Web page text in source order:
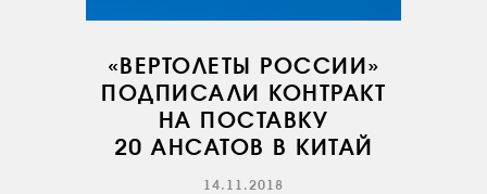
«ВЕРТОЛЕТЫ РОССИИ»
ПОДПИСАЛИ КОНТРАКТ
НА ПОСТАВКУ
20 АНСАТОВ В КИТАЙ
14.11.2018